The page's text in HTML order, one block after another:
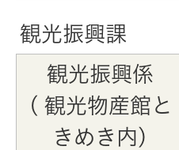
観光振興課
観光振興係
( 観光物産館と
きめき内)